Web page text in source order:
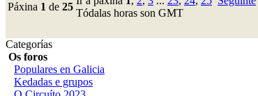
Páxina 1 de 25
Tódalas horas son GMT
Categorías
Os foros
Populares en Galicia
Kedadas e grupos